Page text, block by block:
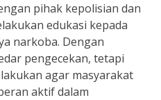
pihak kepolisian dan
edukasi kepada
narkoba. Dengan
pengecekan, tetapi
agar masyarakat
aktif dalam